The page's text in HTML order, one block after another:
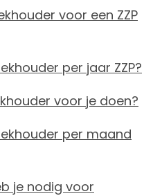
voor een ZZP
per jaar ZZP?
voor je doen?
per maand
je nodig voor